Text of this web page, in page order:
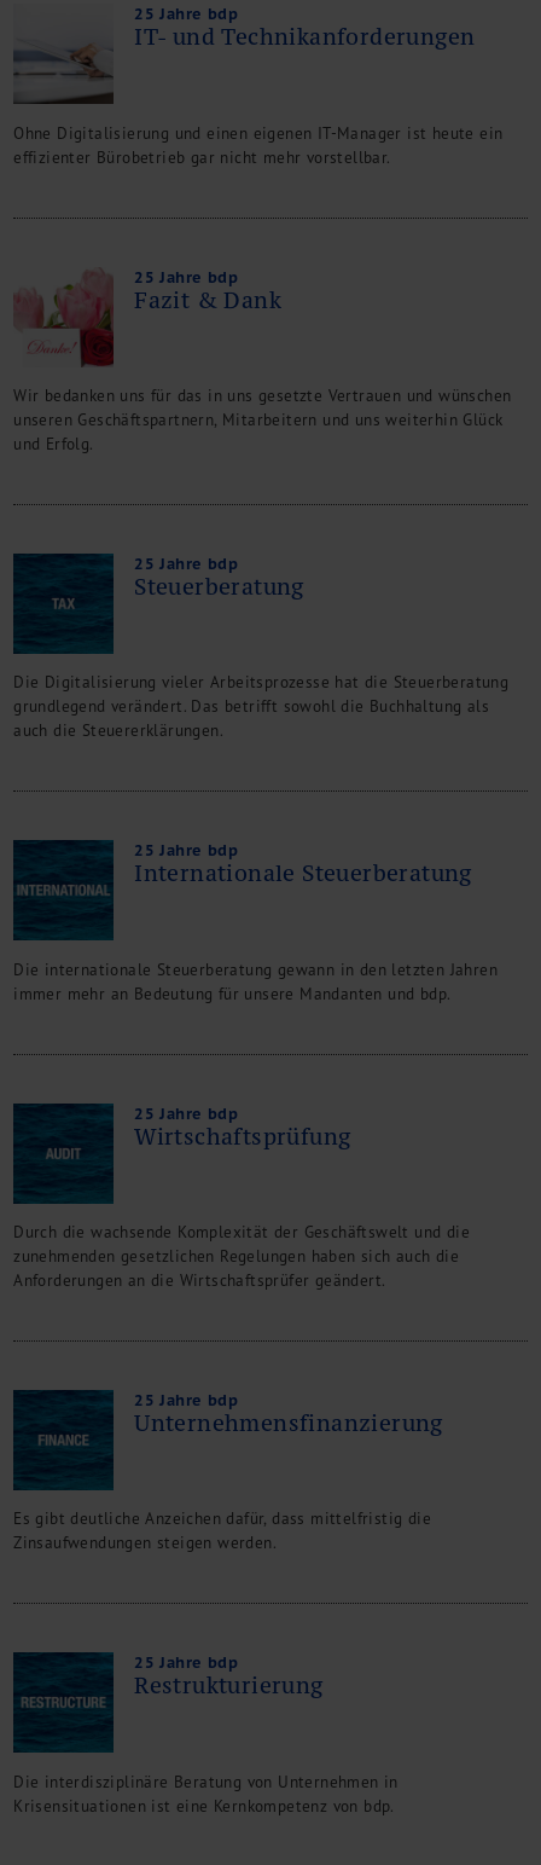
25 Jahre bdp
IT- und Technikanforderungen
Ohne Digitalisierung und einen eigenen IT-Manager ist heute ein
effizienter Bürobetrieb gar nicht mehr vorstellbar.
25 Jahre bdp
Fazit & Dank
Wir bedanken uns für das in uns gesetzte Vertrauen und wünschen
unseren Geschäftspartnern, Mitarbeitern und uns weiterhin Glück
und Erfolg.
25 Jahre bdp
Steuerberatung
Die Digitalisierung vieler Arbeitsprozesse hat die Steuerberatung
grundlegend verändert. Das betrifft sowohl die Buchhaltung als
auch die Steuererklärungen.
25 Jahre bdp
Internationale Steuerberatung
Die internationale Steuerberatung gewann in den letzten Jahren
immer mehr an Bedeutung für unsere Mandanten und bdp.
25 Jahre bdp
Wirtschaftsprüfung
Durch die wachsende Komplexität der Geschäftswelt und die
zunehmenden gesetzlichen Regelungen haben sich auch die
Anforderungen an die Wirtschaftsprüfer geändert.
25 Jahre bdp
Unternehmensfinanzierung
Es gibt deutliche Anzeichen dafür, dass mittelfristig die
Zinsaufwendungen steigen werden.
25 Jahre bdp
Restrukturierung
Die interdisziplinäre Beratung von Unternehmen in
Krisensituationen ist eine Kernkompetenz von bdp.